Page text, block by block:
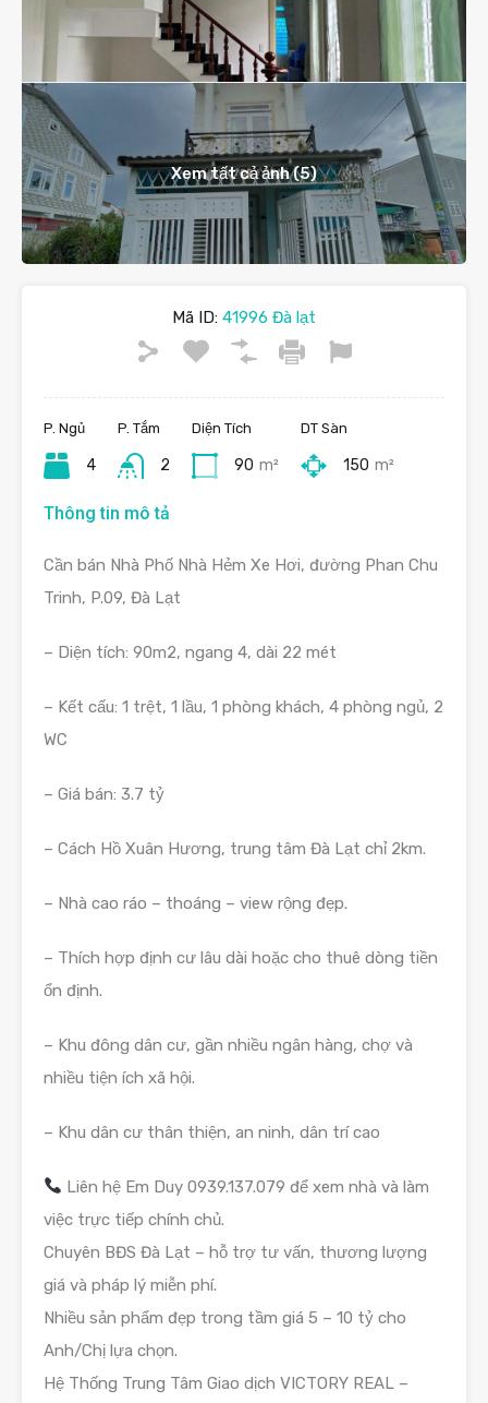
Xem tất cả ảnh (5)
Mã ID: 41996 Đà lạt
P. Ngủ
4
P. Tắm
2
Diện Tích
90 m²
DT Sàn
150 m²
Thông tin mô tả
Cần bán Nhà Phố Nhà Hẻm Xe Hơi, đường Phan Chu
Trinh, P.09, Đà Lạt
– Diện tích: 90m2, ngang 4, dài 22 mét
– Kết cấu: 1 trệt, 1 lầu, 1 phòng khách, 4 phòng ngủ, 2
WC
– Giá bán: 3.7 tỷ
– Cách Hồ Xuân Hương, trung tâm Đà Lạt chỉ 2km.
– Nhà cao ráo – thoáng – view rộng đẹp.
– Thích hợp định cư lâu dài hoặc cho thuê dòng tiền
ổn định.
– Khu đông dân cư, gần nhiều ngân hàng, chợ và
nhiều tiện ích xã hội.
– Khu dân cư thân thiện, an ninh, dân trí cao
Liên hệ Em Duy 0939.137.079 để xem nhà và làm
việc trực tiếp chính chủ.
Chuyên BĐS Đà Lạt – hỗ trợ tư vấn, thương lượng
giá và pháp lý miễn phí.
Nhiều sản phẩm đẹp trong tầm giá 5 – 10 tỷ cho
Anh/Chị lựa chọn.
Hệ Thống Trung Tâm Giao dịch VICTORY REAL –